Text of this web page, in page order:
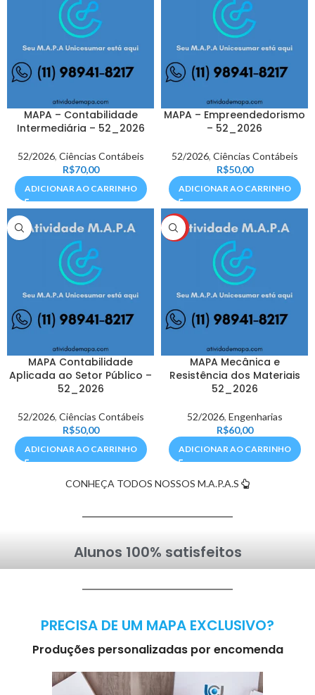
MAPA – Contabilidade
Intermediária – 52_2026
52/2026, Ciências Contábeis
R$70,00
ADICIONAR AO CARRINHO
MAPA – Empreendedorismo
– 52_2026
52/2026, Ciências Contábeis
R$50,00
ADICIONAR AO CARRINHO
MAPA Contabilidade
Aplicada ao Setor Público –
52_2026
52/2026, Ciências Contábeis
R$50,00
ADICIONAR AO CARRINHO
HOT
MAPA Mecânica e
Resistência dos Materiais
52_2026
52/2026, Engenharias
R$60,00
ADICIONAR AO CARRINHO
CONHEÇA TODOS NOSSOS M.A.P.A.S
Alunos 100% satisfeitos
PRECISA DE UM MAPA EXCLUSIVO?
Produções personalizadas por encomenda